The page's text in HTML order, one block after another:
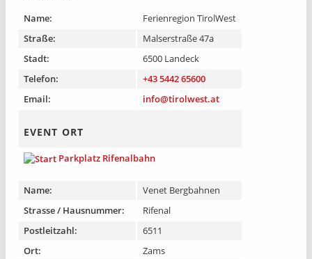
Name:
Ferienregion TirolWest
Straße:
Malserstraße 47a
Stadt:
6500 Landeck
Telefon:
+43 5442 65600
Email:
info@tirolwest.at
EVENT ORT
Parkplatz Rifenalbahn
Name:
Venet Bergbahnen
Strasse / Hausnummer:
Rifenal
Postleitzahl:
6511
Ort:
Zams